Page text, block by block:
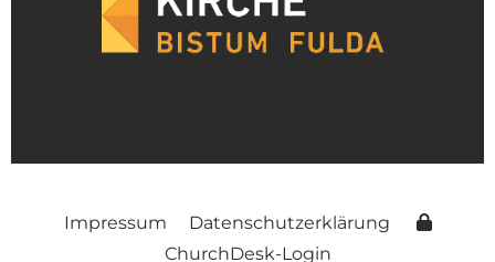
Impressum
Datenschutzerklärung
ChurchDesk-Login